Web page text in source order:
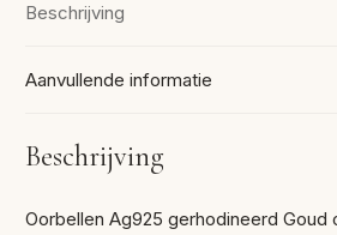
Beschrijving
Aanvullende informatie
Beschrijving
Oorbellen Ag925 gerhodineerd Goud